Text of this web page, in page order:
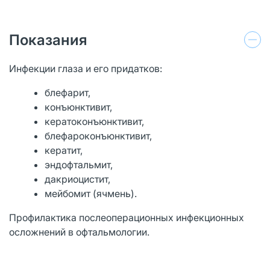
Показания
Инфекции глаза и его придатков:
блефарит,
конъюнктивит,
кератоконъюнктивит,
блефароконъюнктивит,
кератит,
эндофтальмит,
дакриоцистит,
мейбомит (ячмень).
Профилактика послеоперационных инфекционных
осложнений в офтальмологии.